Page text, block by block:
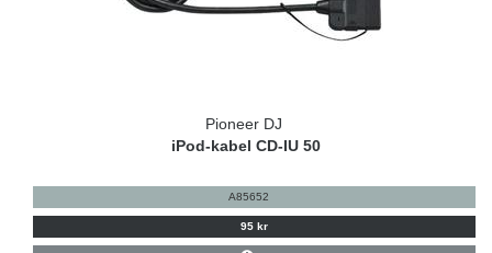
Pioneer DJ
iPod-kabel CD-IU 50
A85652
95 kr